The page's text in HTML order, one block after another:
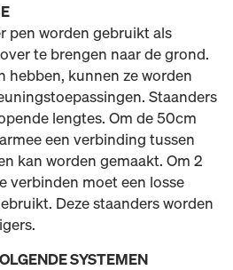
pen worden gebruikt als
te brengen naar de grond.
hebben, kunnen ze worden
Staanders
lengtes. Om de 50cm
een verbinding tussen
kan worden gemaakt. Om 2
verbinden moet een losse
Deze staanders worden
SYSTEMEN